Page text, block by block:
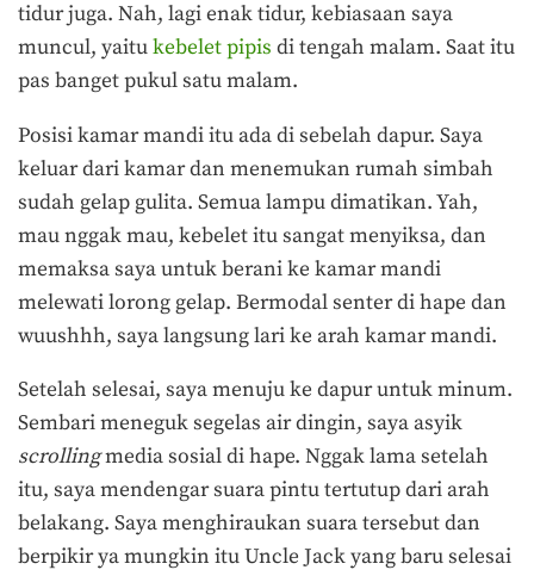
tidur juga. Nah, lagi enak tidur, kebiasaan saya
muncul, yaitukebelet pipis di tengah malam. Saat itu
pas banget pukul satu malam.
Posisi kamar mandi itu ada di sebelah dapur. Saya
keluar dari kamar dan menemukan rumah simbah
sudah gelap gulita. Semua lampu dimatikan. Yah,
mau nggak mau, kebelet itu sangat menyiksa, dan
memaksa saya untuk berani ke kamar mandi
melewati lorong gelap. Bermodal senter di hape dan
wuushhh, saya langsung lari ke arah kamar mandi.
Setelah selesai, saya menuju ke dapur untuk minum.
Sembari meneguk segelas air dingin, saya asyik
scrollingmedia sosial di hape. Nggak lama setelah
itu, saya mendengar suara pintu tertutup dari arah
belakang. Saya menghiraukan suara tersebut dan
berpikir ya mungkin itu Uncle Jack yang baru selesai